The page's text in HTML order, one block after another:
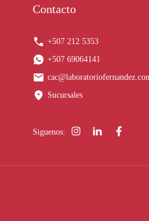
Contacto
+507 212 5353
+507 69064141
Sucursales
Siguenos: